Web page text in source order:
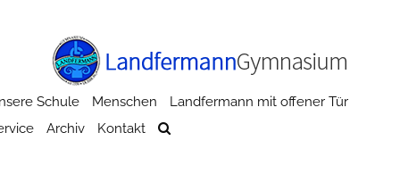
Schule Menschen
Landfermann mit offener Tür
Archiv Kontakt